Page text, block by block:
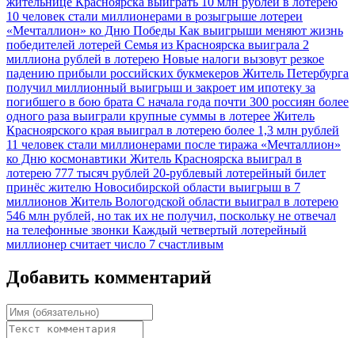
10 человек стали миллионерами в розыгрыше лотереи
«Мечталлион» ко Дню Победы Как выигрыши меняют жизнь
победителей лотерей Семья из Красноярска выиграла 2
миллиона рублей в лотерею Новые налоги вызовут резкое
падению прибыли российских букмекеров Житель Петербурга
получил миллионный выигрыш и закроет им ипотеку за
погибшего в бою брата С начала года почти 300 россиян более
одного раза выиграли крупные суммы в лотерее Житель
Красноярского края выиграл в лотерею более 1,3 млн рублей
11 человек стали миллионерами после тиража «Мечталлион»
ко Дню космонавтики Житель Красноярска выиграл в
лотерею 777 тысяч рублей 20-рублевый лотерейный билет
принёс жителю Новосибирской области выигрыш в 7
миллионов Житель Вологодской области выиграл в лотерею
546 млн рублей, но так их не получил, поскольку не отвечал
на телефонные звонки Каждый четвертый лотерейный
миллионер считает число 7 счастливым
Добавить комментарий